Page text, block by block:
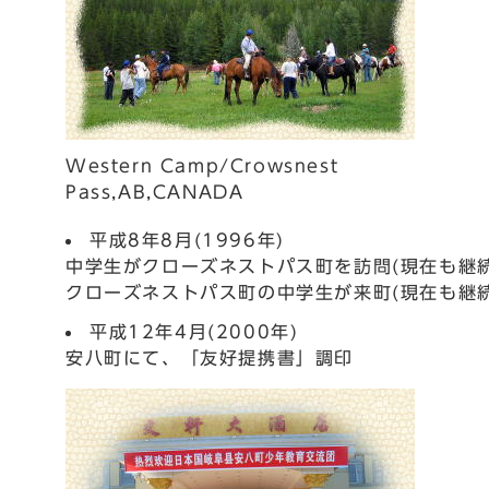
Western Camp/Crowsnest
Pass,AB,CANADA
平成8年8月(1996年)
中学生がクローズネストパス町を訪問(現在も継
クローズネストパス町の中学生が来町(現在も継
平成12年4月(2000年)
安八町にて、「友好提携書」調印